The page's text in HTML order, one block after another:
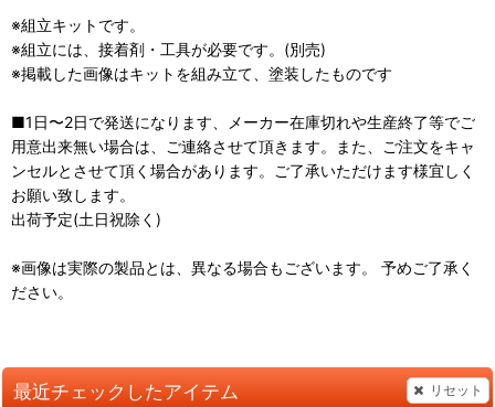
※組立キットです。
※組立には、接着剤・工具が必要です。(別売)
※掲載した画像はキットを組み立て、塗装したものです
■1日〜2日で発送になります、メーカー在庫切れや生産終了等でご
用意出来無い場合は、ご連絡させて頂きます。また、ご注文をキャ
ンセルとさせて頂く場合があります。ご了承いただけます様宜しく
お願い致します。
出荷予定(土日祝除く)
※画像は実際の製品とは、異なる場合もございます。 予めご了承く
ださい。
最近チェックしたアイテム リセット